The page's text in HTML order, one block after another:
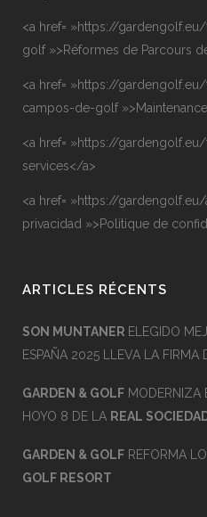
<a href= »https://
golf »>Réformes de Parcours
<a href= »https://
campos-de-golf
<a href= »https://
services</a>
<a href= »https://
privacidad »>Politique de
ARTICLES RÉCENTS
SON MUNTANER ELEGIDO
ESPAÑA 2025 LLEVA LA FIRMA
GARDEN & GOLF MODERNIZA
HOYO 8 DE LA REAL
GARDEN & GOLF REFORMA
GOLF RESORT